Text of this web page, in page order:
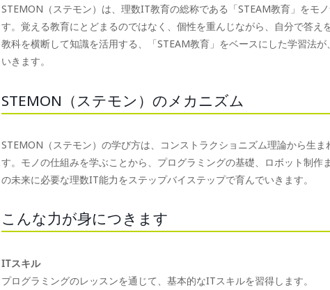
STEMON（ステモン）は、理数IT教育の総称である「STEAM教育」をモ
す。覚える教育にとどまるのではなく、個性を重んじながら、自分で答え
教科を横断して知識を活用する、「STEAM教育」をベースにした学習法
いきます。
STEMON（ステモン）のメカニズム
STEMON（ステモン）の学び方は、コンストラクショニズム理論から生
す。モノの仕組みを学ぶことから、プログラミングの基礎、ロボット制作
の未来に必要な理数IT能力をステップバイステップで育んでいきます。
こんな力が身につきます
ITスキル
プログラミングのレッスンを通じて、基本的なITスキルを習得します。